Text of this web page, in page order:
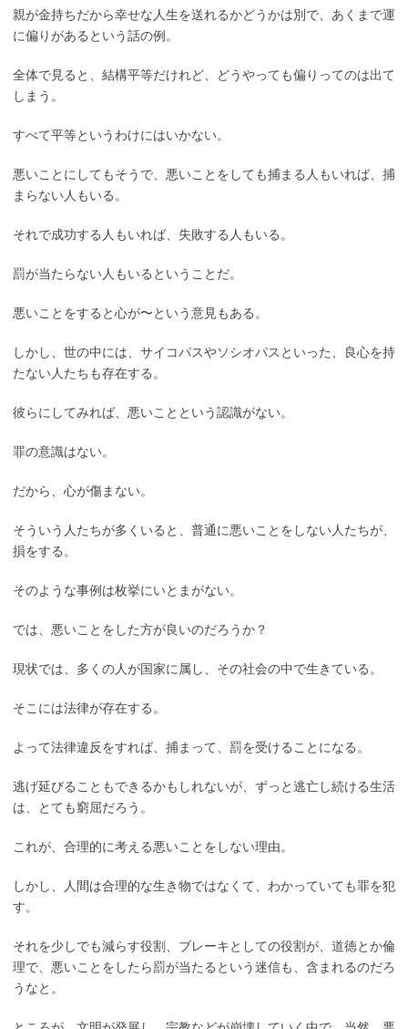
親が金持ちだから幸せな人生を送れるかどうかは別で、あくまで運
に偏りがあるという話の例。
全体で見ると、結構平等だけれど、どうやっても偏りってのは出て
しまう。
すべて平等というわけにはいかない。
悪いことにしてもそうで、悪いことをしても捕まる人もいれば、捕
まらない人もいる。
それで成功する人もいれば、失敗する人もいる。
罰が当たらない人もいるということだ。
悪いことをすると心が〜という意見もある。
しかし、世の中には、サイコパスやソシオパスといった、良心を持
たない人たちも存在する。
彼らにしてみれば、悪いことという認識がない。
罪の意識はない。
だから、心が傷まない。
そういう人たちが多くいると、普通に悪いことをしない人たちが、
損をする。
そのような事例は枚挙にいとまがない。
では、悪いことをした方が良いのだろうか？
現状では、多くの人が国家に属し、その社会の中で生きている。
そこには法律が存在する。
よって法律違反をすれば、捕まって、罰を受けることになる。
逃げ延びることもできるかもしれないが、ずっと逃亡し続ける生活
は、とても窮屈だろう。
これが、合理的に考える悪いことをしない理由。
しかし、人間は合理的な生き物ではなくて、わかっていても罪を犯
す。
それを少しでも減らす役割、ブレーキとしての役割が、道徳とか倫
理で、悪いことをしたら罰が当たるという迷信も、含まれるのだろ
うなと。